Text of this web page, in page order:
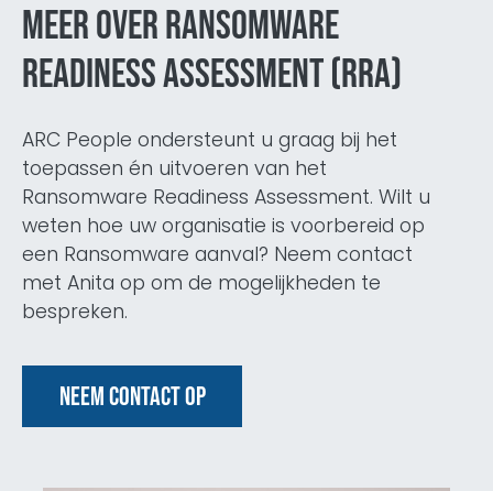
Meer over Ransomware
Readiness Assessment (RRA)
ARC People ondersteunt u graag bij het
toepassen én uitvoeren van het
Ransomware Readiness Assessment. Wilt u
weten hoe uw organisatie is voorbereid op
een Ransomware aanval? Neem contact
met Anita op om de mogelijkheden te
bespreken.
Neem contact op